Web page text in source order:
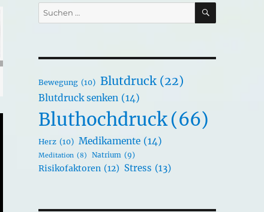
Suchen
nach:
SUCHEN
Bewegung (10) Blutdruck (22)
Blutdruck senken (14)
Bluthochdruck(66)
Herz (10) Medikamente (14)
Meditation (8) Natrium (9)
Risikofaktoren (12) Stress (13)